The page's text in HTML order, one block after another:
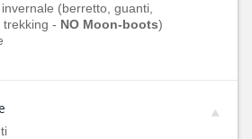
(berretto, guanti,
- NO Moon-boots)